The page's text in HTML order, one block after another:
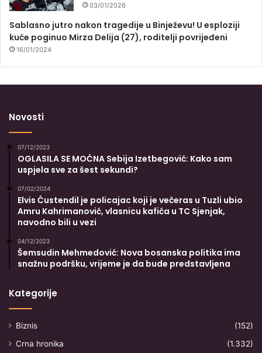
03/01/2026
Sablasno jutro nakon tragedije u Binježevu! U esploziji
kuće poginuo Mirza Delija (27), roditelji povrijeđeni
16/01/2024
Novosti
07/12/2023
OGLASILA SE MOĆNA Sebija Izetbegović: Kako sam
uspjela sve za šest sekundi?
07/02/2024
Elvis Ćustendil je policajac koji je večeras u Tuzli ubio
Amru Kahrimanović, vlasnicu kafića u TC Sjenjak,
navodno bili u vezi
04/12/2023
Šemsudin Mehmedović: Nova bosanska politika ima
snažnu podršku, vrijeme je da bude predstavljena
Kategorije
Biznis
(152)
Crna hronika
(1.332)